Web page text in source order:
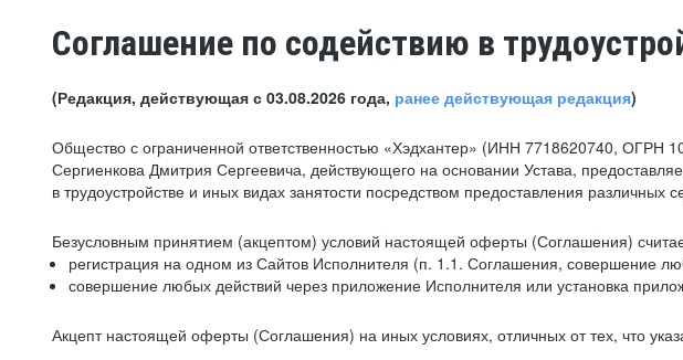
Соглашение по содействию в
(Редакция, действующая с 03.08.2026 года, ранее действующая редакция)
Общество с ограниченной ответственностью «Хэдхантер» (ИНН 7718620740, ОГРН
Сергиенкова Дмитрия Сергеевича, действующего на основании Устава,
в трудоустройстве и иных видах занятости посредством предоставления различных
Безусловным принятием (акцептом) условий настоящей оферты (Соглашения)
регистрация на одном из Сайтов Исполнителя (п. 1.1. Соглашения, совершение
совершение любых действий через приложение Исполнителя или установка
Акцепт настоящей оферты (Соглашения) на иных условиях, отличных от тех, что